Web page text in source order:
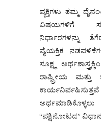
ವ್ಯಕ್ತಿಗಳು ತಮ್ಮ
ವಿಷಯಗಳಿಗೆ
ನಿರ್ಧಾರಗಳನ್ನು
ವೈಯಕ್ತಿಕ
ಸೂಕ್ಷ್ಮ
ರಾಷ್ಟ್ರೀಯ
“ಪಕ್ಷಿನೋಟದ”